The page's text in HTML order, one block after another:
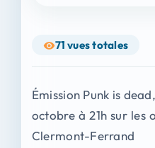
71 vues totales
Émission Punk is
octobre à 21h sur les
Clermont-Ferrand